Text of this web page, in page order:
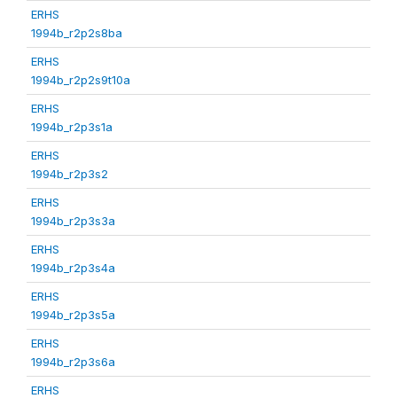
ERHS
1994b_r2p2s8ba
ERHS
1994b_r2p2s9t10a
ERHS
1994b_r2p3s1a
ERHS
1994b_r2p3s2
ERHS
1994b_r2p3s3a
ERHS
1994b_r2p3s4a
ERHS
1994b_r2p3s5a
ERHS
1994b_r2p3s6a
ERHS